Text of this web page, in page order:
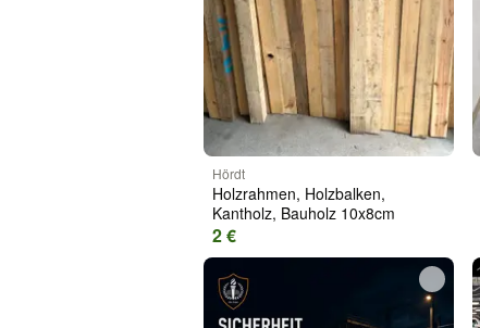
Hördt
Holzrahmen, Holzbalken,
Kantholz, Bauholz 10x8cm
2 €